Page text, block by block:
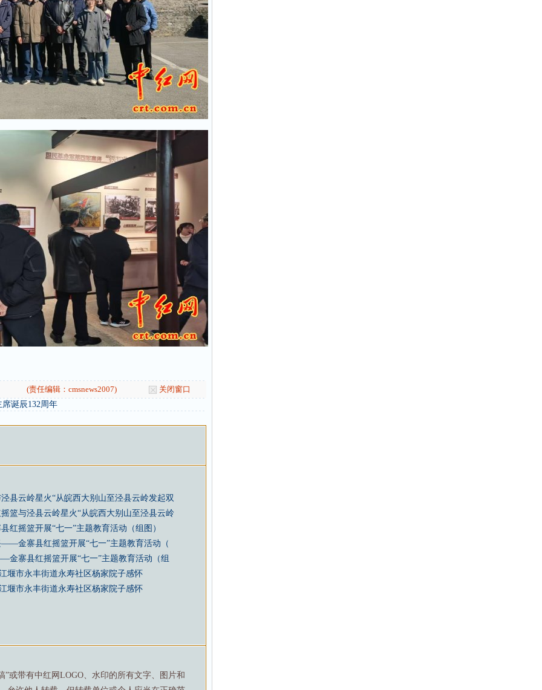
(责任编辑：cmsnews2007)
关闭窗口
诞辰132周年
云岭星火“从皖西大别山至泾县云岭发起双
篮与泾县云岭星火“从皖西大别山至泾县云岭
摇篮开展“七一”主题教育活动（组图）
金寨县红摇篮开展“七一”主题教育活动（
寨县红摇篮开展“七一”主题教育活动（组
市永丰街道永寿社区杨家院子感怀
市永丰街道永寿社区杨家院子感怀
”或带有中红网LOGO、水印的所有文字、图片和